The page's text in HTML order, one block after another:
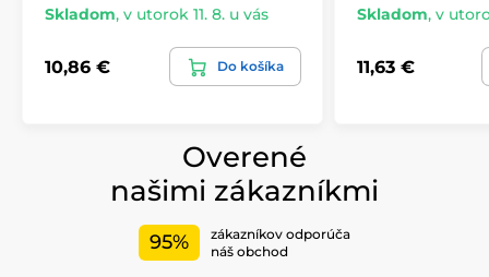
Skladom, v utorok 11. 8. u vás
10,86 € Do košíka
Skladom, v
11,63 €
Overené
našimi zákazníkmi
95%
zákazníkov odporúča
náš obchod